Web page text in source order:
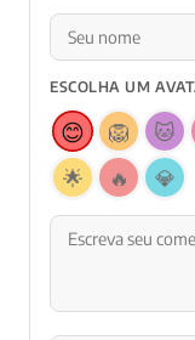
ESCOLHA UM
😊 🦁 🐱
🌟
🔥 💎